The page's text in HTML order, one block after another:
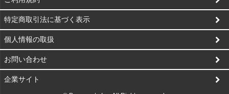
特定商取引法に基づく表示
個人情報の取扱
お問い合わせ
企業サイト